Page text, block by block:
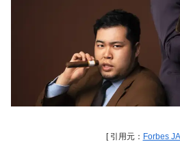
[ 引用元： Forbes